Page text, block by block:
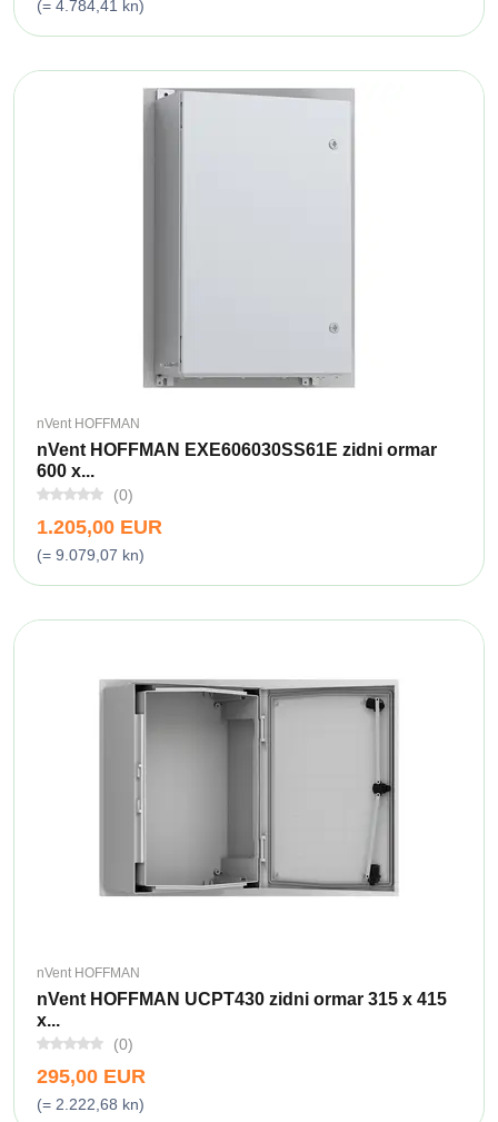
(= 4.784,41 kn)
nVent HOFFMAN
nVent HOFFMAN EXE606030SS61E zidni ormar
600 x...
(0)
1.205,00 EUR
(= 9.079,07 kn)
nVent HOFFMAN
nVent HOFFMAN UCPT430 zidni ormar 315 x 415
x...
(0)
295,00 EUR
(= 2.222,68 kn)